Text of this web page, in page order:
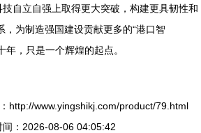
技自立自强上取得更大突破，构建更具韧性和
，为制造强国建设贡献更多的“港口智
年，只是一个辉煌的起点。
http://www.yingshikj.com/product/79.html
间：2026-08-06 04:05:42